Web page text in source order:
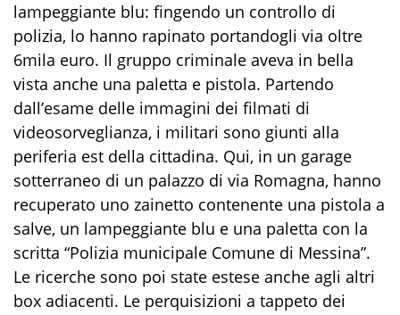
lampeggiante blu: fingendo un controllo di
polizia, lo hanno rapinato portandogli via oltre
6mila euro. Il gruppo criminale aveva in bella
vista anche una paletta e pistola. Partendo
dall’esame delle immagini dei filmati di
videosorveglianza, i militari sono giunti alla
periferia est della cittadina. Qui, in un garage
sotterraneo di un palazzo di via Romagna, hanno
recuperato uno zainetto contenente una pistola a
salve, un lampeggiante blu e una paletta con la
scritta “Polizia municipale Comune di Messina”.
Le ricerche sono poi state estese anche agli altri
box adiacenti. Le perquisizioni a tappeto dei